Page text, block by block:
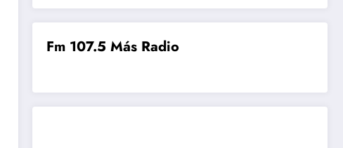
Fm 107.5 Más Radio